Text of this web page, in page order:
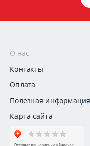
О нас
Контакты
Оплата
Полезная информация
Карта сайта